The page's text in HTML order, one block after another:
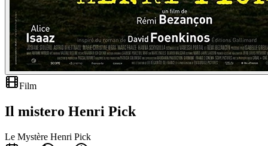
Film
Il mistero Henri Pick
Le Mystère Henri Pick